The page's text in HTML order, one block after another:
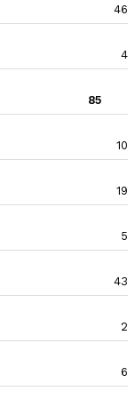
46
4
85
10
19
5
43
2
6